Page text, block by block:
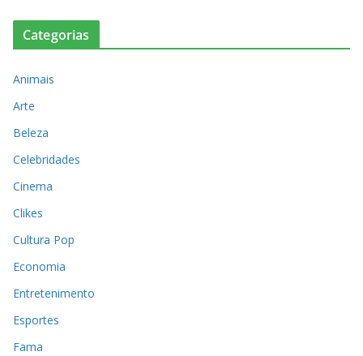
Categorias
Animais
Arte
Beleza
Celebridades
Cinema
Clikes
Cultura Pop
Economia
Entretenimento
Esportes
Fama